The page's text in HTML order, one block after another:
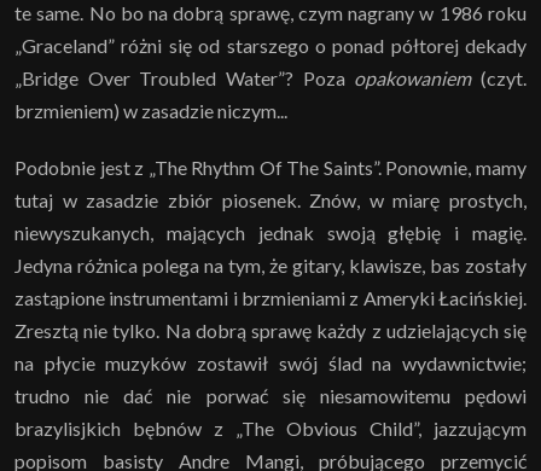
te same. No bo na dobrą sprawę, czym nagrany w 1986 roku
„Graceland” różni się od starszego o ponad półtorej dekady
„Bridge Over Troubled Water”? Poza opakowaniem(czyt.
brzmieniem) w zasadzie niczym...
Podobnie jest z „The Rhythm Of The Saints”. Ponownie, mamy
tutaj w zasadzie zbiór piosenek. Znów, w miarę prostych,
niewyszukanych, mających jednak swoją głębię i magię.
Jedyna różnica polega na tym, że gitary, klawisze, bas zostały
zastąpione instrumentami i brzmieniami z Ameryki Łacińskiej.
Zresztą nie tylko. Na dobrą sprawę każdy z udzielających się
na płycie muzyków zostawił swój ślad na wydawnictwie;
trudno nie dać nie porwać się niesamowitemu pędowi
brazylisjkich bębnów z „The Obvious Child”, jazzującym
popisom basisty Andre Mangi, próbującego przemycić